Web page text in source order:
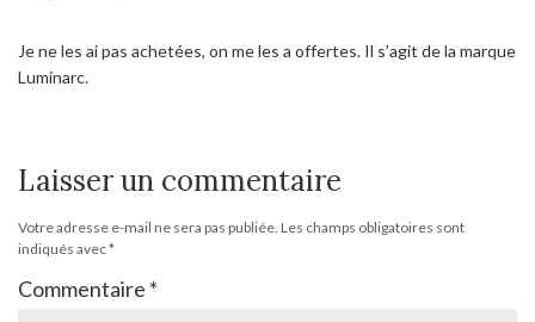
Je ne les ai pas achetées, on me les a offertes. Il s’agit de la marque
Luminarc.
Laisser un commentaire
Votre adresse e-mail ne sera pas publiée. Les champs obligatoires sont
indiqués avec*
Commentaire *